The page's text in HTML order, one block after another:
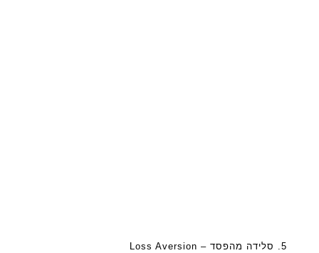
5. סלידה מהפסד – Loss Aversion